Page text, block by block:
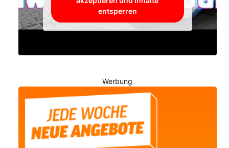
entsperren
Werbung